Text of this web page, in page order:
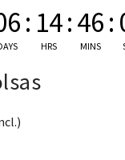
: 14
HRS
:46
MINS
: